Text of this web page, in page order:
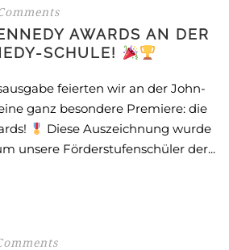
AWARDS AN DER
SCHULE!
feierten wir an der John-
ganz besondere Premiere: die
Diese Auszeichnung wurde
unsere Förderstufenschüler der...